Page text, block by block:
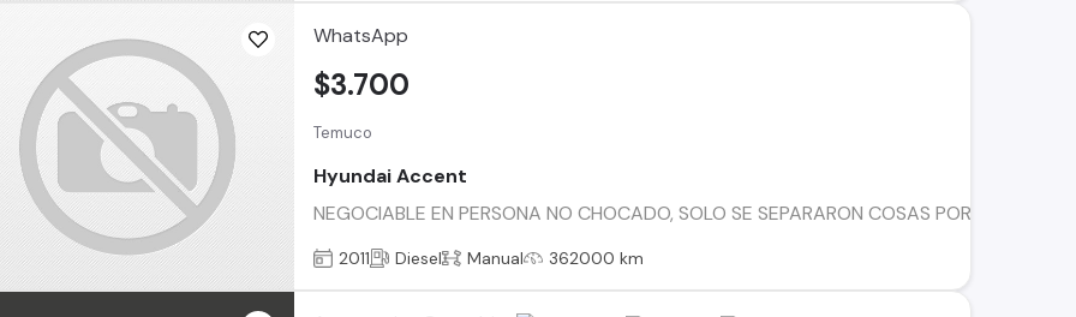
WhatsApp
Temuco
Hyundai Accent
NEGOCIABLE EN PERSONA NO CHOCADO, SOLO SE SEPARARON COSAS POR
$3.700
2011 Diesel Manual 362000 km